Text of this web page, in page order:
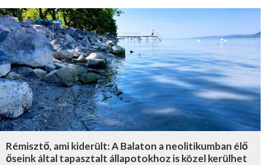
Rémisztő, ami kiderült: A Balaton a neolitikumban élő
őseink által tapasztalt állapotokhoz is közel kerülhet